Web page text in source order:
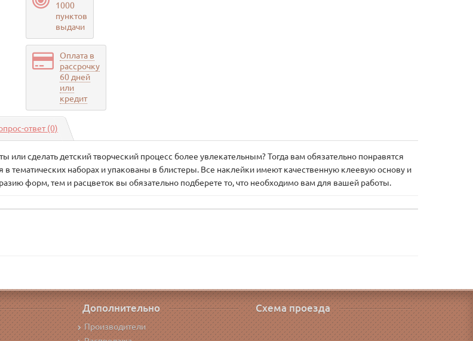
1000
пунктов
выдачи
Оплата в
рассрочку
60 дней
или
кредит
ответ(0)
сделать детский творческий процесс более увлекательным? Тогда вам обязательно понравятся
тематических наборах и упакованы в блистеры. Все наклейки имеют качественную клеевую основу и
форм, тем и расцветок вы обязательно подберете то, что необходимо вам для вашей работы.
Дополнительно
Производители
Схема проезда